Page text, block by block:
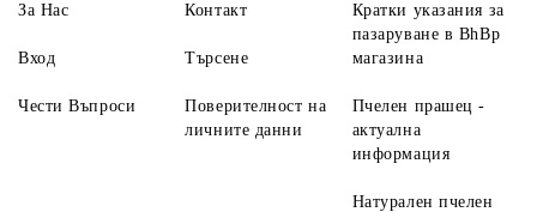
За Нас
Вход
Чести Въпроси
Контакт
Търсене
Поверителност на
личните данни
Кратки указания за
пазаруване в BhBp
магазина
Пчелен прашец -
актуална
информация
Натурален пчелен